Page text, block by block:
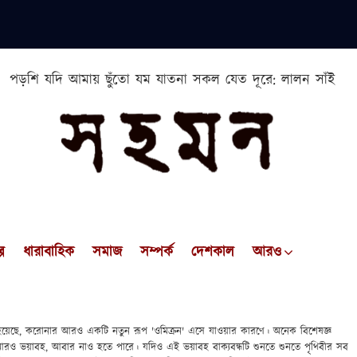
পড়শি যদি আমায় ছুঁতো যম যাতনা সকল যেত দূরে: লালন সাঁই
ধারাবাহিক সমাজ সম্পর্ক দেশকাল আরও
করোনার আরও একটি নতুন রূপ 'ওমিক্রন' এসে যাওয়ার কারণে। অনেক বিশেষজ্ঞ
ভয়াবহ, আবার নাও হতে পারে। যদিও এই ভয়াবহ বাক্যবন্ধটি শুনতে শুনতে পৃথিবীর সব